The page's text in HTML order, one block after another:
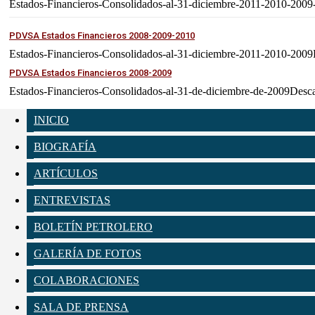
Estados-Financieros-Consolidados-al-31-diciembre-2011-2010-
PDVSA Estados Financieros 2008-2009-2010
Estados-Financieros-Consolidados-al-31-diciembre-2011-2010-
PDVSA Estados Financieros 2008-2009
Estados-Financieros-Consolidados-al-31-de-diciembre-de-
INICIO
BIOGRAFÍA
ARTÍCULOS
ENTREVISTAS
BOLETÍN PETROLERO
GALERÍA DE FOTOS
COLABORACIONES
SALA DE PRENSA